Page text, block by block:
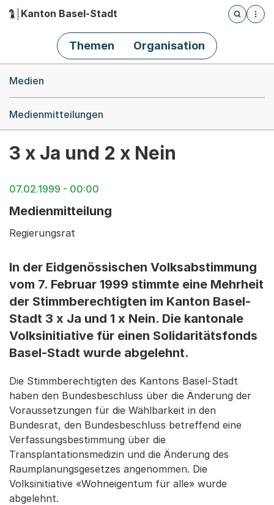
Hauptnavigation
Kanton Basel-Stadt
Öffnet
Themen Organisation
Medien
Medienmitteilungen
3 x Ja und 2 x Nein
07.02.1999 - 00:00
Medienmitteilung
Regierungsrat
In der Eidgenössischen Volksabstimmung
vom 7. Februar 1999 stimmte eine Mehrheit
der Stimmberechtigten im Kanton Basel-
Stadt 3 x Ja und 1 x Nein. Die kantonale
Volksinitiative für einen Solidaritätsfonds
Basel-Stadt wurde abgelehnt.
Die Stimmberechtigten des Kantons Basel-Stadt
haben den Bundesbeschluss über die Änderung der
Voraussetzungen für die Wählbarkeit in den
Bundesrat, den Bundesbeschluss betreffend eine
Verfassungsbestimmung über die
Transplantationsmedizin und die Änderung des
Raumplanungsgesetzes angenommen. Die
Volksinitiative «Wohneigentum für alle» wurde
abgelehnt.